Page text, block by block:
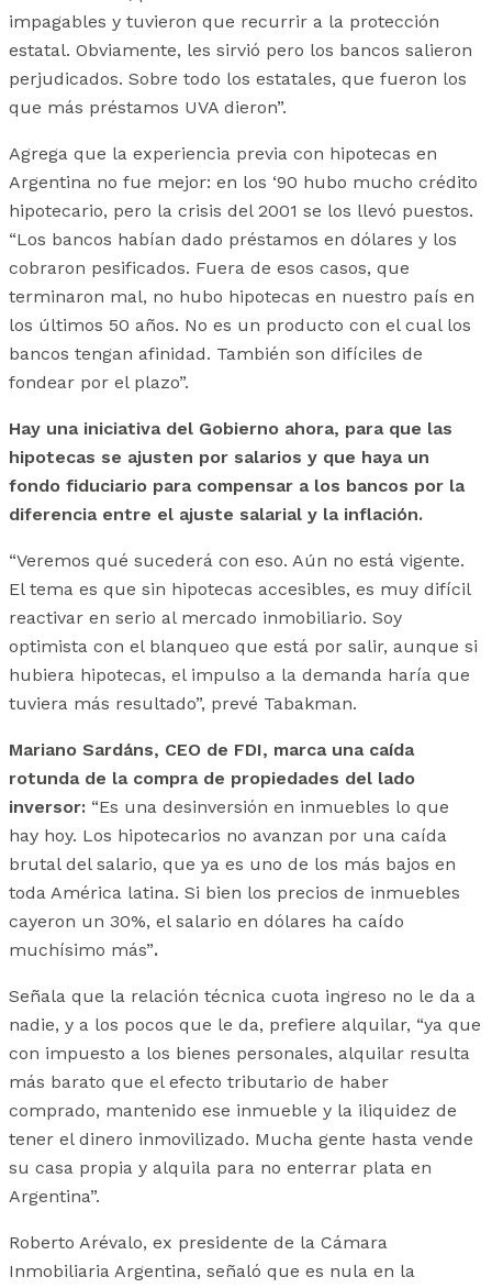
impagables y tuvieron que recurrir a la protección
estatal. Obviamente, les sirvió pero los bancos salieron
perjudicados. Sobre todo los estatales, que fueron los
que más préstamos UVA dieron”.
Agrega que la experiencia previa con hipotecas en
Argentina no fue mejor: en los ‘90 hubo mucho crédito
hipotecario, pero la crisis del 2001 se los llevó puestos.
“Los bancos habían dado préstamos en dólares y los
cobraron pesificados. Fuera de esos casos, que
terminaron mal, no hubo hipotecas en nuestro país en
los últimos 50 años. No es un producto con el cual los
bancos tengan afinidad. También son difíciles de
fondear por el plazo”.
Hay una iniciativa del Gobierno ahora, para que las
hipotecas se ajusten por salarios y que haya un
fondo fiduciario para compensar a los bancos por la
diferencia entre el ajuste salarial y la inflación.
“Veremos qué sucederá con eso. Aún no está vigente.
El tema es que sin hipotecas accesibles, es muy difícil
reactivar en serio al mercado inmobiliario. Soy
optimista con el blanqueo que está por salir, aunque si
hubiera hipotecas, el impulso a la demanda haría que
tuviera más resultado”, prevé Tabakman.
Mariano Sardáns, CEO de FDI, marca una caída
rotunda de la compra de propiedades del lado
inversor: “Es una desinversión en inmuebles lo que
hay hoy. Los hipotecarios no avanzan por una caída
brutal del salario, que ya es uno de los más bajos en
toda América latina. Si bien los precios de inmuebles
cayeron un 30%, el salario en dólares ha caído
muchísimo más”.
Señala que la relación técnica cuota ingreso no le da a
nadie, y a los pocos que le da, prefiere alquilar, “ya que
con impuesto a los bienes personales, alquilar resulta
más barato que el efecto tributario de haber
comprado, mantenido ese inmueble y la iliquidez de
tener el dinero inmovilizado. Mucha gente hasta vende
su casa propia y alquila para no enterrar plata en
Argentina”.
Roberto Arévalo, ex presidente de la Cámara
Inmobiliaria Argentina, señaló que es nula en la